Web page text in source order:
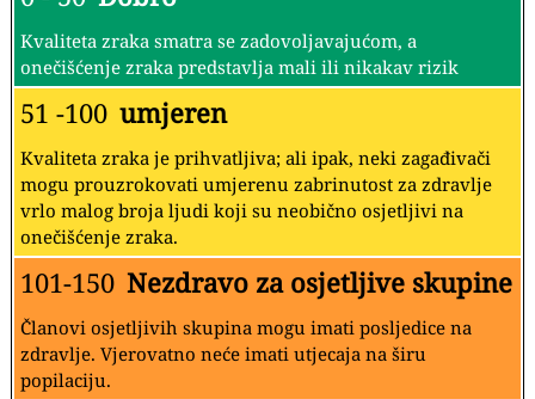
Kvaliteta zraka smatra se zadovoljavajućom, a
onečišćenje zraka predstavlja mali ili nikakav rizik
51 -100 umjeren
Kvaliteta zraka je prihvatljiva; ali ipak, neki zagađivači
mogu prouzrokovati umjerenu zabrinutost za zdravlje
vrlo malog broja ljudi koji su neobično osjetljivi na
onečišćenje zraka.
101-150 Nezdravo za osjetljive skupine
Članovi osjetljivih skupina mogu imati posljedice na
zdravlje. Vjerovatno neće imati utjecaja na širu
popilaciju.